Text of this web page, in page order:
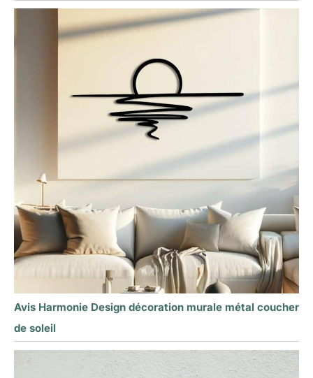
Avis Harmonie Design décoration murale métal coucher
de soleil